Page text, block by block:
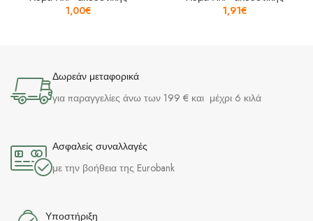
1,00€
1,91€
Δωρεάν μεταφορικά
για παραγγελίες άνω των 199 € και μέχρι 6 κιλά
Ασφαλείς συναλλαγές
με την βοήθεια της Eurobank
Υποστήριξη